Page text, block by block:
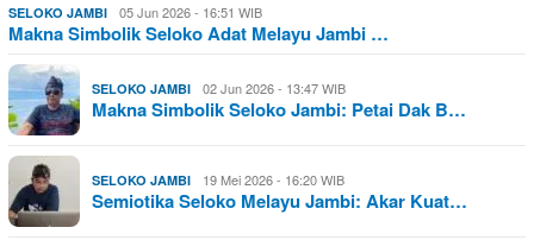
SELOKO JAMBI 05 Jun 2026 - 16:51 WIB
Makna Simbolik Seloko Adat Melayu Jambi …
SELOKO JAMBI 02 Jun 2026 - 13:47 WIB
Makna Simbolik Seloko Jambi: Petai Dak B…
SELOKO JAMBI 19 Mei 2026 - 16:20 WIB
Semiotika Seloko Melayu Jambi: Akar Kuat…